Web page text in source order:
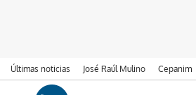
Últimas noticias José Raúl Mulino Cepanim
Ir al contenido